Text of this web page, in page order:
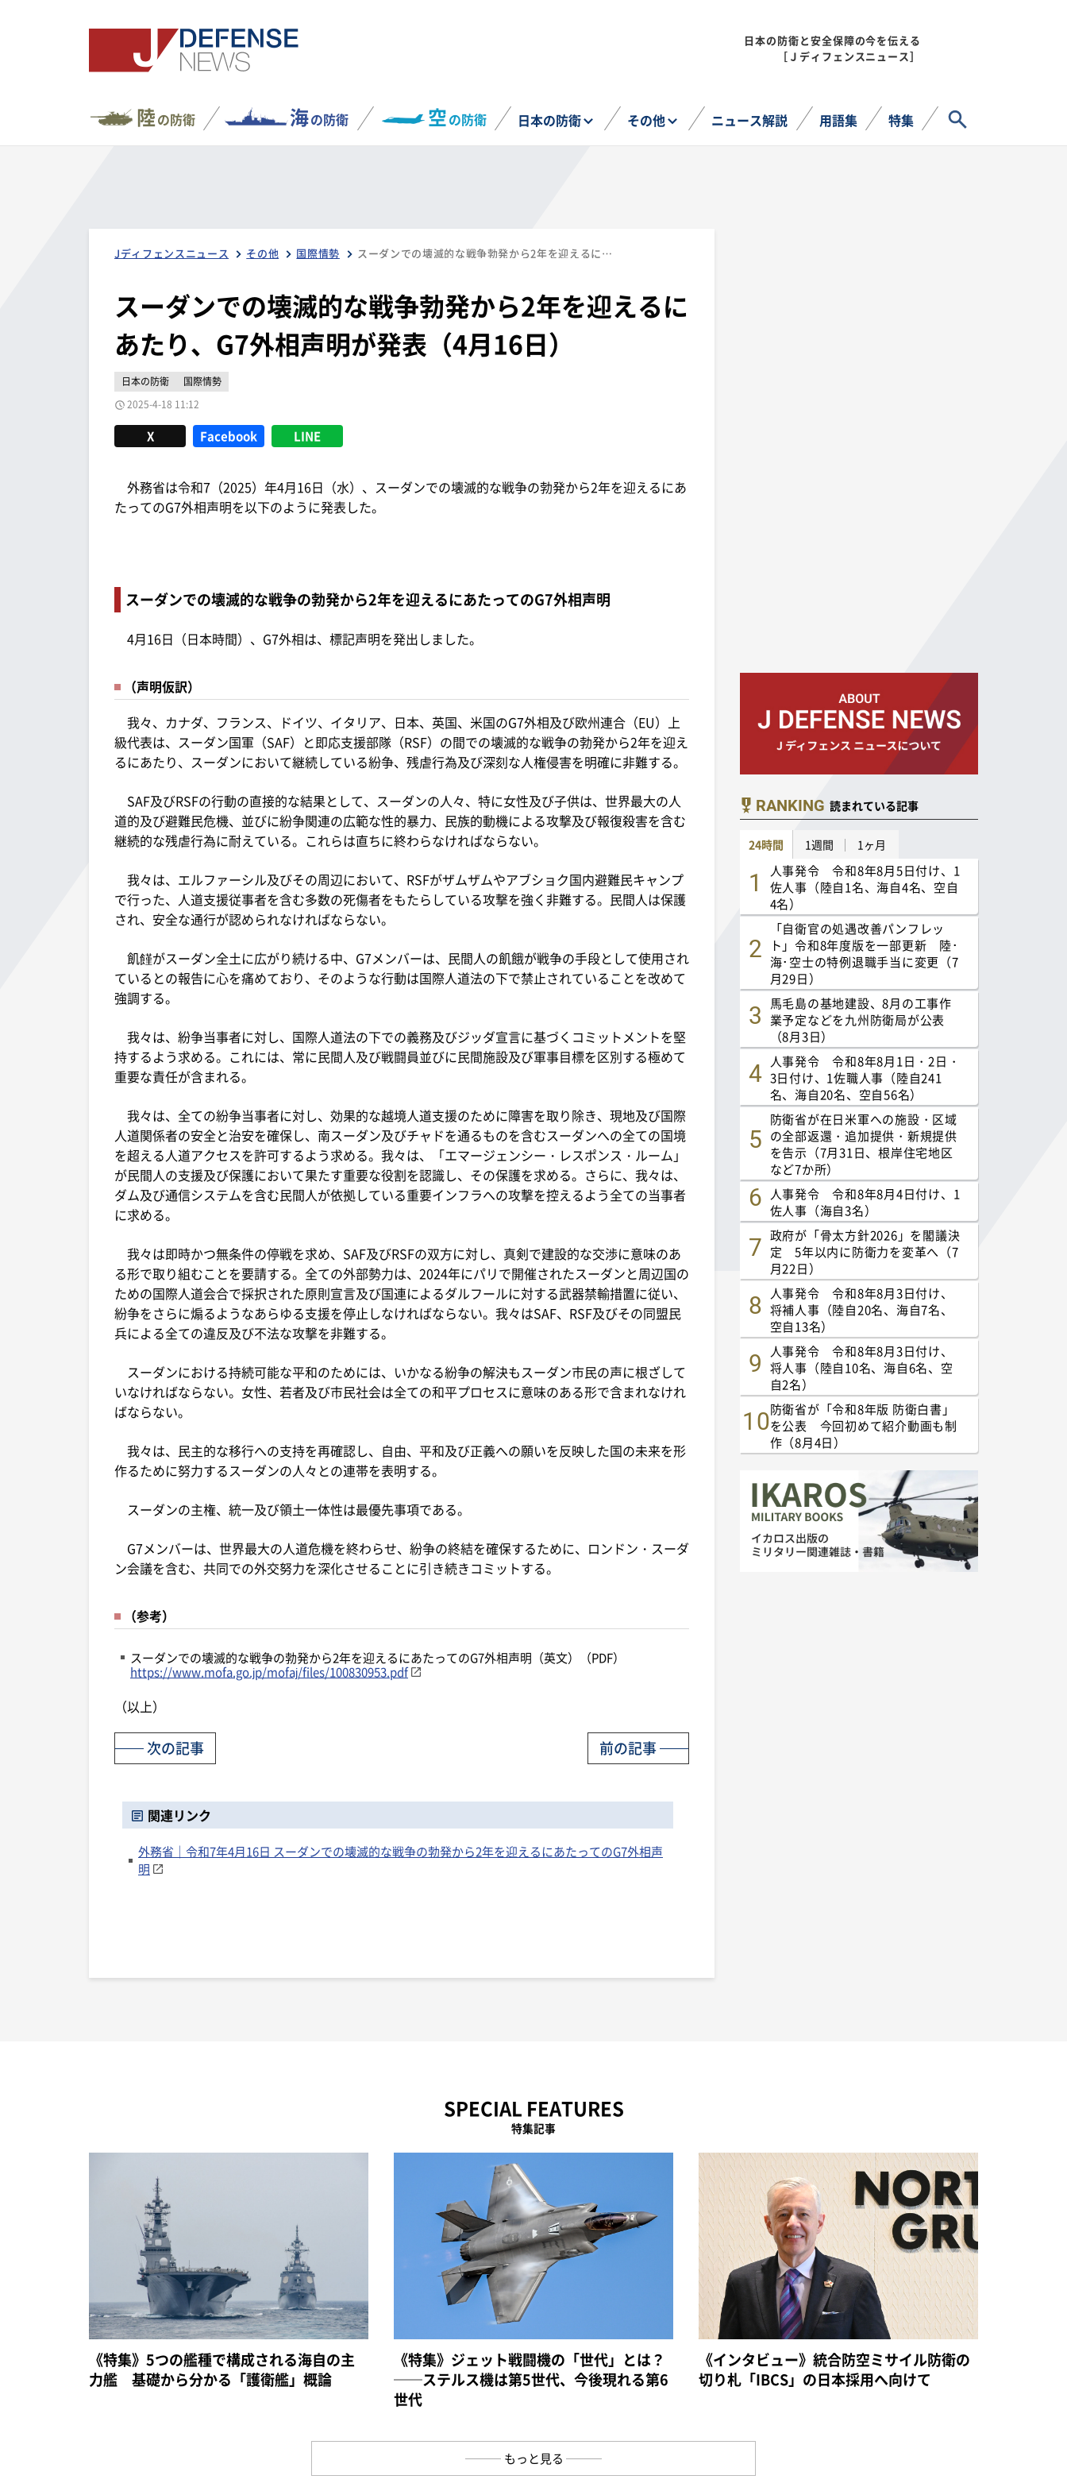
日本の防衛と安全保障の今を伝える
［Ｊディフェンスニュース］
陸の防衛 海の防衛 空の防衛 日本の防衛 その他 ニュース解説 用語集 特集
Jディフェンスニュース その他 国際情勢 スーダンでの壊滅的な戦争勃発から2年を迎えるにあたり、G7外相声明が発表（4月16日）
スーダンでの壊滅的な戦争勃発から2年を迎えるに
あたり、G7外相声明が発表（4月16日）
日本の防衛
国際情勢
2025-4-18 11:12
X Facebook LINE
外務省は令和7（2025）年4月16日（水）、スーダンでの壊滅的な戦争の勃発から2年を迎えるにあ
たってのG7外相声明を以下のように発表した。
スーダンでの壊滅的な戦争の勃発から2年を迎えるにあたってのG7外相声明
4月16日（日本時間）、G7外相は、標記声明を発出しました。
（声明仮訳）
我々、カナダ、フランス、ドイツ、イタリア、日本、英国、米国のG7外相及び欧州連合（EU）上
級代表は、スーダン国軍（SAF）と即応支援部隊（RSF）の間での壊滅的な戦争の勃発から2年を迎え
るにあたり、スーダンにおいて継続している紛争、残虐行為及び深刻な人権侵害を明確に非難する。
SAF及びRSFの行動の直接的な結果として、スーダンの人々、特に女性及び子供は、世界最大の人
道的及び避難民危機、並びに紛争関連の広範な性的暴力、民族的動機による攻撃及び報復殺害を含む
継続的な残虐行為に耐えている。これらは直ちに終わらなければならない。
我々は、エルファーシル及びその周辺において、RSFがザムザムやアブショク国内避難民キャンプ
で行った、人道支援従事者を含む多数の死傷者をもたらしている攻撃を強く非難する。民間人は保護
され、安全な通行が認められなければならない。
飢饉がスーダン全土に広がり続ける中、G7メンバーは、民間人の飢餓が戦争の手段として使用され
ているとの報告に心を痛めており、そのような行動は国際人道法の下で禁止されていることを改めて
強調する。
我々は、紛争当事者に対し、国際人道法の下での義務及びジッダ宣言に基づくコミットメントを堅
持するよう求める。これには、常に民間人及び戦闘員並びに民間施設及び軍事目標を区別する極めて
重要な責任が含まれる。
我々は、全ての紛争当事者に対し、効果的な越境人道支援のために障害を取り除き、現地及び国際
人道関係者の安全と治安を確保し、南スーダン及びチャドを通るものを含むスーダンへの全ての国境
を超える人道アクセスを許可するよう求める。我々は、「エマージェンシー・レスポンス・ルーム」
が民間人の支援及び保護において果たす重要な役割を認識し、その保護を求める。さらに、我々は、
ダム及び通信システムを含む民間人が依拠している重要インフラへの攻撃を控えるよう全ての当事者
に求める。
我々は即時かつ無条件の停戦を求め、SAF及びRSFの双方に対し、真剣で建設的な交渉に意味のあ
る形で取り組むことを要請する。全ての外部勢力は、2024年にパリで開催されたスーダンと周辺国の
ための国際人道会合で採択された原則宣言及び国連によるダルフールに対する武器禁輸措置に従い、
紛争をさらに煽るようなあらゆる支援を停止しなければならない。我々はSAF、RSF及びその同盟民
兵による全ての違反及び不法な攻撃を非難する。
スーダンにおける持続可能な平和のためには、いかなる紛争の解決もスーダン市民の声に根ざして
いなければならない。女性、若者及び市民社会は全ての和平プロセスに意味のある形で含まれなけれ
ばならない。
我々は、民主的な移行への支持を再確認し、自由、平和及び正義への願いを反映した国の未来を形
作るために努力するスーダンの人々との連帯を表明する。
スーダンの主権、統一及び領土一体性は最優先事項である。
G7メンバーは、世界最大の人道危機を終わらせ、紛争の終結を確保するために、ロンドン・スーダ
ン会議を含む、共同での外交努力を深化させることに引き続きコミットする。
（参考）
スーダンでの壊滅的な戦争の勃発から2年を迎えるにあたってのG7外相声明（英文）（PDF）
https://www.mofa.go.jp/mofaj/files/100830953.pdf
（以上）
前の記事
次の記事
関連リンク
外務省｜令和7年4月16日 スーダンでの壊滅的な戦争の勃発から2年を迎えるにあたってのG7外相声
明
RANKING 読まれている記事
24時間 1週間 1ヶ月
人事発令 令和8年8月5日付け、1
佐人事（陸自1名、海自4名、空自
4名）
「自衛官の処遇改善パンフレッ
ト」令和8年度版を一部更新 陸･
海･空士の特例退職手当に変更（7
月29日）
馬毛島の基地建設、8月の工事作
業予定などを九州防衛局が公表
（8月3日）
人事発令 令和8年8月1日・2日・
3日付け、1佐職人事（陸自241
名、海自20名、空自56名）
防衛省が在日米軍への施設・区域
の全部返還・追加提供・新規提供
を告示（7月31日、根岸住宅地区
など7か所）
人事発令 令和8年8月4日付け、1
佐人事（海自3名）
政府が「骨太方針2026」を閣議決
定 5年以内に防衛力を変革へ（7
月22日）
人事発令 令和8年8月3日付け、
将補人事（陸自20名、海自7名、
空自13名）
人事発令 令和8年8月3日付け、
将人事（陸自10名、海自6名、空
自2名）
防衛省が「令和8年版 防衛白書」
を公表 今回初めて紹介動画も制
作（8月4日）
SPECIAL FEATURES
特集記事
《特集》5つの艦種で構成される海自の主
力艦 基礎から分かる「護衛艦」概論
《特集》ジェット戦闘機の「世代」とは？
──ステルス機は第5世代、今後現れる第6
世代
《インタビュー》統合防空ミサイル防衛の
切り札「IBCS」の日本採用へ向けて
もっと見る